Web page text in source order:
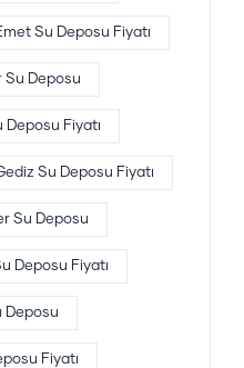
Su Deposu Fiyatı
Su Deposu
Deposu Fiyatı
Su Deposu Fiyatı
Su Deposu
Deposu Fiyatı
Deposu
Fiyatı